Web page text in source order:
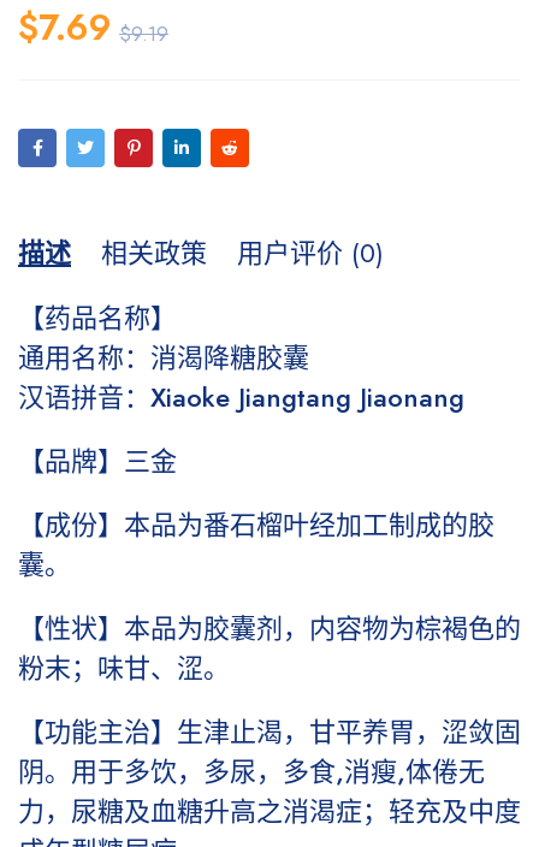
$9.19
$7.69
描述 相关政策
用户评价 (0)
【药品名称】
通用名称：消渴降糖胶囊
汉语拼音：Xiaoke Jiangtang Jiaonang
【品牌】三金
【成份】本品为番石榴叶经加工制成的胶
囊。
【性状】本品为胶囊剂，内容物为棕褐色的
粉末；味甘、涩。
【功能主治】生津止渴，甘平养胃，涩敛固
阴。用于多饮，多尿，多食,消瘦,体倦无
力，尿糖及血糖升高之消渴症；轻充及中度